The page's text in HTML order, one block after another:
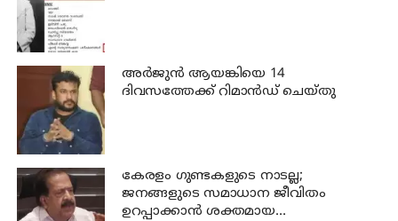
അര്‍ജുന്‍ ആയങ്കിയെ 14
ദിവസത്തേക്ക് റിമാൻഡ് ചെയ്തു
കേരളം ഗുണ്ടകളുടെ നാടല്ല;
ജനങ്ങളുടെ സമാധാന ജീവിതം
ഉറപ്പാക്കാന്‍ ശക്തമായ